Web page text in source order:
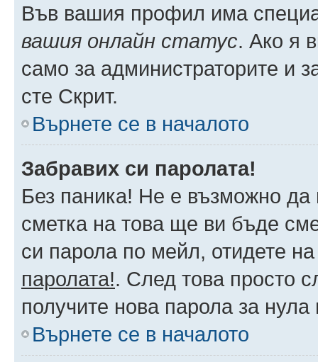
Във вашия профил има
вашия онлайн статус. Ако я
само за администраторите и
сте Скрит.
Върнете се в началото
Забравих си паролата!
Без паника! Не е възможно да
сметка на това ще ви бъде
си парола по мейл, отидете
паролата!. След това просто
получите нова парола за
Върнете се в началото